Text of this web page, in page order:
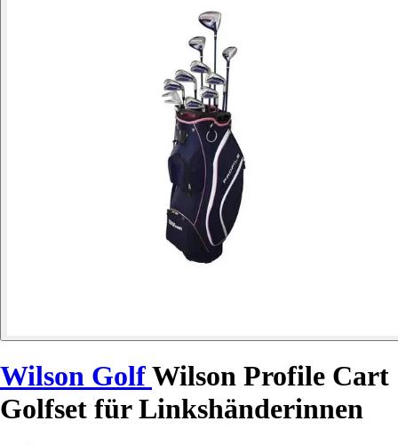
Wilson GolfWilson Profile Cart
Golfset für Linkshänderinnen